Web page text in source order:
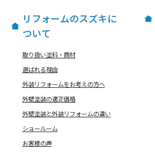
リフォームのスズキに
ついて
取り扱い塗料・商材
選ばれる理由
外装リフォームをお考えの方へ
外壁塗装の適正価格
外壁塗装と外装リフォームの違い
ショールーム
お客様の声